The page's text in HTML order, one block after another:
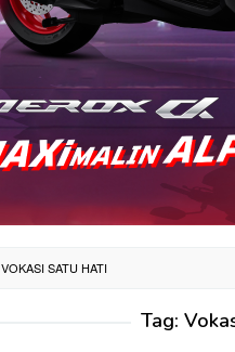
VOKASI SATU HATI
Tag: